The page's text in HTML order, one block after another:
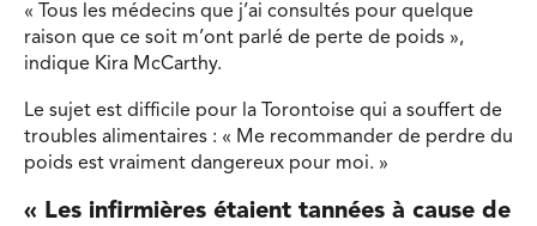
« Tous les médecins que j’ai consultés pour quelque
raison que ce soit m’ont parlé de perte de poids »,
indique Kira McCarthy.
Le sujet est difficile pour la Torontoise qui a souffert de
troubles alimentaires : « Me recommander de perdre du
poids est vraiment dangereux pour moi. »
« Les infirmières étaient tannées à cause de